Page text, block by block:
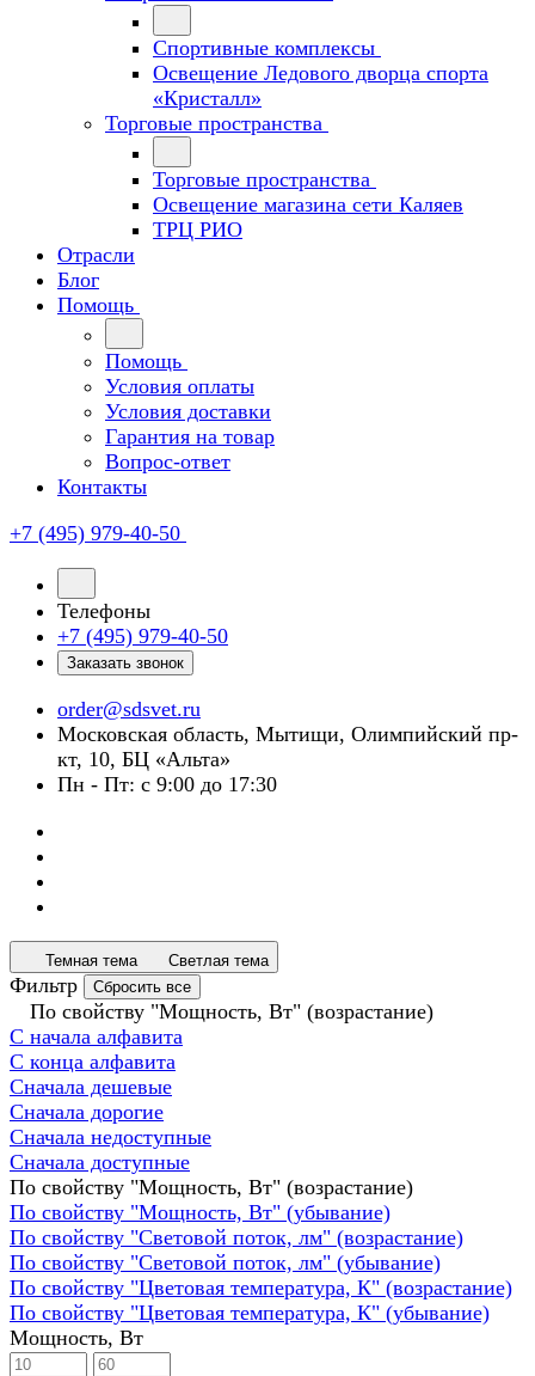
Спортивные комплексы
Освещение Ледового дворца спорта
«Кристалл»
Торговые пространства
Торговые пространства
Освещение магазина сети Каляев
ТРЦ РИО
Отрасли
Блог
Помощь
Помощь
Условия оплаты
Условия доставки
Гарантия на товар
Вопрос-ответ
Контакты
+7 (495) 979-40-50
Телефоны
+7 (495) 979-40-50
Заказать звонок
order@sdsvet.ru
Московская область, Мытищи, Олимпийский пр-
кт, 10, БЦ «Альта»
Пн - Пт: с 9:00 до 17:30
Темная тема Светлая тема
Фильтр Сбросить все
По свойству "Мощность, Вт" (возрастание)
С начала алфавита
С конца алфавита
Сначала дешевые
Сначала дорогие
Сначала недоступные
Сначала доступные
По свойству "Мощность, Вт" (возрастание)
По свойству "Мощность, Вт" (убывание)
По свойству "Световой поток, лм" (возрастание)
По свойству "Световой поток, лм" (убывание)
По свойству "Цветовая температура, К" (возрастание)
По свойству "Цветовая температура, К" (убывание)
Мощность, Вт